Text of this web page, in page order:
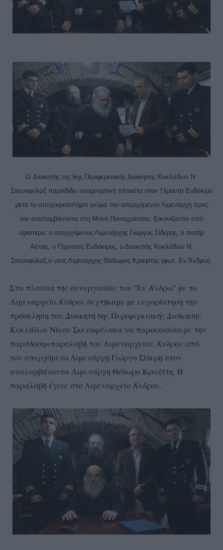
O Διοικητής της 6ης Περιφερειακής Διοίκησης Κυκλάδων Ν.
Σκευοφύλαξ παραδίδει αναμνηστική πλακέτα στον Γέροντα Ευδόκιμο
μετά το αποχαιρετιστήριο γεύμα του απερχόμενου Λιμενάρχη προς
τον αναλαμβάνοντα στη Μονή Παναχράντου. Εικονίζονται από
αριστερα: ο απερχόμενος Λιμενάρχης Γιώργος Σίδερης, ο πατήρ
Αέτιος, ο Γέροντας Ευδόκιμος, ο Διοικητής Κυκλάδων Ν.
Σκευοφύλαξ,ο νέος Λιμενάρχης Θόδωρος Κραψίτης (φωτ. Εν Άνδρω).
Στα πλαίσια της συνεργασίας του “Εν Άνδρω” με το
Λιμεναρχείο Άνδρου δεχτήκαμε με ευχαρίστηση την
πρόσκληση του Διοικητή 6ης Περιφερειακής Διοίκησης
Κυκλάδων Νίκου Σκευοφύλακα να παρουσιάσουμε την
παράδοση=παραλαβή του Λιμεναρχείου Άνδρου από
τον απερχόμενο Λιμενάρχη Γιώργο Σίδερη στον
αναλαμβάνοντα Λιμενάρχη Θόδωρο Κραψίτη. Η
παραλαβή έγινε στο Λιμεναρχείο Άνδρου.